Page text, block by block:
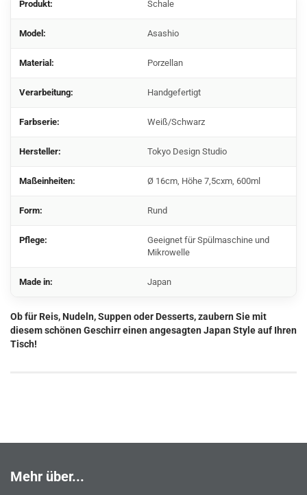
Produkt: Schale
Model: Asashio
Material: Porzellan
Verarbeitung: Handgefertigt
Farbserie: Weiß/Schwarz
Hersteller: Tokyo Design Studio
Maßeinheiten: Ø 16cm, Höhe 7,5cxm, 600ml
Form: Rund
Pflege:
Geeignet für Spülmaschine und
Mikrowelle
Made in: Japan
Ob für Reis, Nudeln, Suppen oder Desserts, zaubern Sie mit
diesem schönen Geschirr einen angesagten Japan Style auf Ihren
Tisch!
Mehr über...